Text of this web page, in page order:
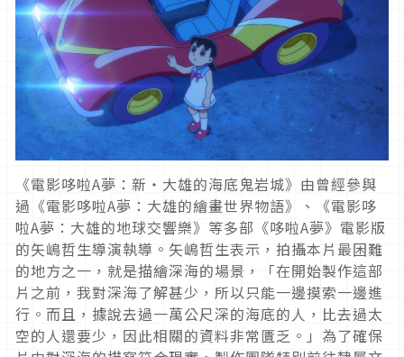
《電影哆啦A夢：新‧大雄的海底鬼岩城》由曾經參與
過《電影哆啦A夢：大雄的繪畫世界物語》、《電影哆
啦A夢：大雄的地球交響樂》等多部《哆啦A夢》電影版
的矢嶋哲生導演執導。矢嶋哲生表示，拍攝本片最困難
的地方之一，就是描繪深海的場景，「在開始製作這部
片之前，我對深海了解甚少，所以只能一邊摸索一邊進
行。而且，據說去過一萬公尺深的海底的人，比去過太
空的人還要少，因此相關的資料非常匱乏。」為了確保